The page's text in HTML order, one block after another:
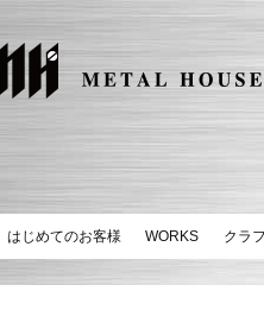
はじめてのお客様 WORKS クラ